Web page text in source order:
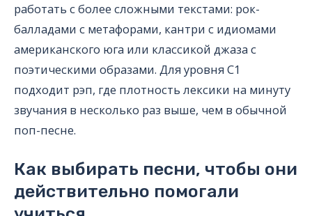
работать с более сложными текстами: рок-
балладами с метафорами, кантри с идиомами
американского юга или классикой джаза с
поэтическими образами. Для уровня C1
подходит рэп, где плотность лексики на минуту
звучания в несколько раз выше, чем в обычной
поп-песне.
Как выбирать песни, чтобы они
действительно помогали